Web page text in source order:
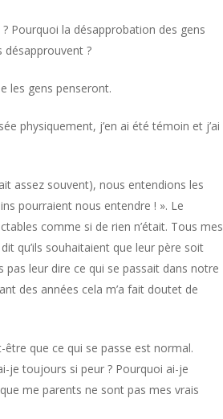
Pourquoi la désapprobation des gens
désapprouvent ?
les gens penseront.
physiquement, j’en ai été témoin et j’ai
assez souvent), nous entendions les
pourraient nous entendre ! ». Le
comme si de rien n’était. Tous mes
qu’ils souhaitaient que leur père soit
pas leur dire ce qui se passait dans notre
des années cela m’a fait doutet de
que ce qui se passe est normal.
je toujours si peur ? Pourquoi ai-je
que me parents ne sont pas mes vrais